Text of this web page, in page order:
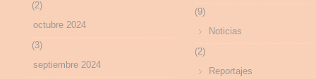
(2)
octubre 2024
(3)
septiembre 2024
(9)
Noticias
(2)
Reportajes